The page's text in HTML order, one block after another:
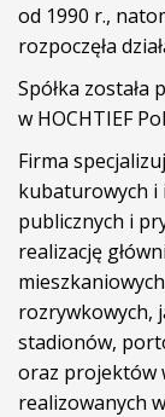
od 1990 r.,
rozpoczęła
Spółka została
w HOCHTIEF
Firma
kubaturowych
publicznych i
realizację
rozrywkowych,
stadionów,
oraz projektów
realizowanych